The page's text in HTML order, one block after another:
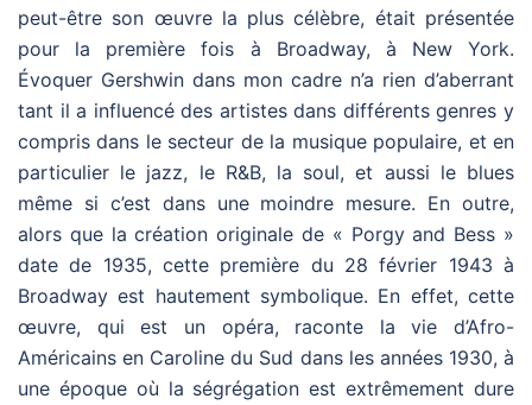
peut-être son œuvre la plus célèbre, était présentée
pour la première fois à Broadway, à New York.
Évoquer Gershwin dans mon cadre n’a rien d’aberrant
tant il a influencé des artistes dans différents genres y
compris dans le secteur de la musique populaire, et en
particulier le jazz, le R&B, la soul, et aussi le blues
même si c’est dans une moindre mesure. En outre,
alors que la création originale de « Porgy and Bess »
date de 1935, cette première du 28 février 1943 à
Broadway est hautement symbolique. En effet, cette
œuvre, qui est un opéra, raconte la vie d’Afro-
Américains en Caroline du Sud dans les années 1930, à
une époque où la ségrégation est extrêmement dure